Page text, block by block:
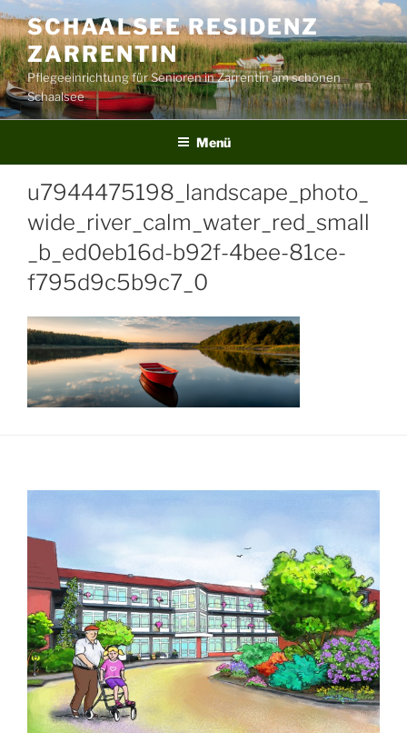
Zum
Inhalt
springen
SCHAALSEE RESIDENZ
ZARRENTIN
Pflegeeinrichtung für Senioren in Zarrentin am schönen
Schaalsee
Menü
u7944475198_landscape_photo_
wide_river_calm_water_red_small
_b_ed0eb16d-b92f-4bee-81ce-
f795d9c5b9c7_0